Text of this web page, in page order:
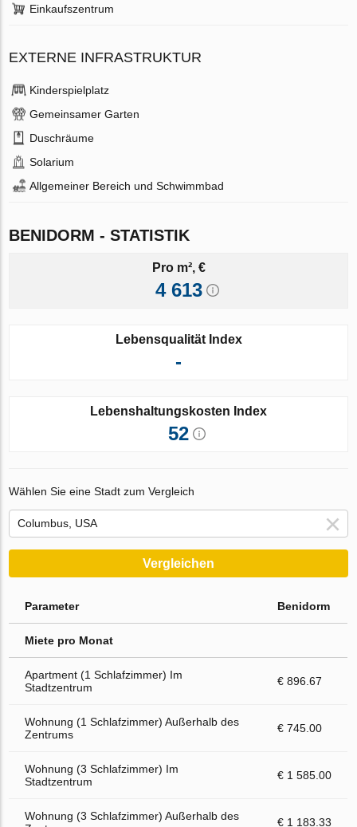
Einkaufszentrum
EXTERNE INFRASTRUKTUR
Kinderspielplatz
Gemeinsamer Garten
Duschräume
Solarium
Allgemeiner Bereich und Schwimmbad
BENIDORM - STATISTIK
Pro m², €
4 613
Lebensqualität Index
-
Lebenshaltungskosten Index
52
Wählen Sie eine Stadt zum Vergleich
Vergleichen
Parameter Benidorm
Miete pro Monat
Apartment (1 Schlafzimmer) Im
Stadtzentrum
€ 896.67
Wohnung (1 Schlafzimmer) Außerhalb des
Zentrums
€ 745.00
Wohnung (3 Schlafzimmer) Im
Stadtzentrum
€ 1 585.00
Wohnung (3 Schlafzimmer) Außerhalb des
€ 1 183.33